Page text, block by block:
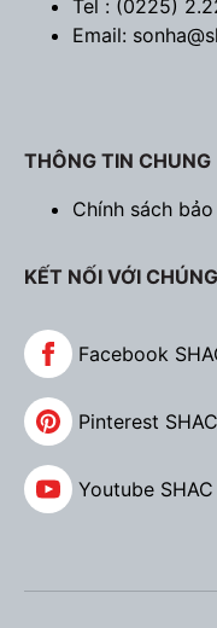
Tel : (0225)
Email:
THÔNG TIN CHUNG
Chính sách
KẾT NỐI VỚI
Facebook
Pinterest SHAC
Youtube SHAC